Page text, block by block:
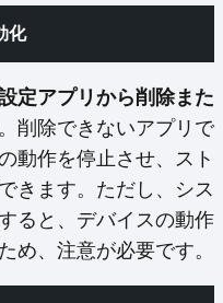
化
定アプリから削除また
削除できないアプリで
動作を停止させ、スト
きます。ただし、シス
ると、デバイスの動作
め、注意が必要です。